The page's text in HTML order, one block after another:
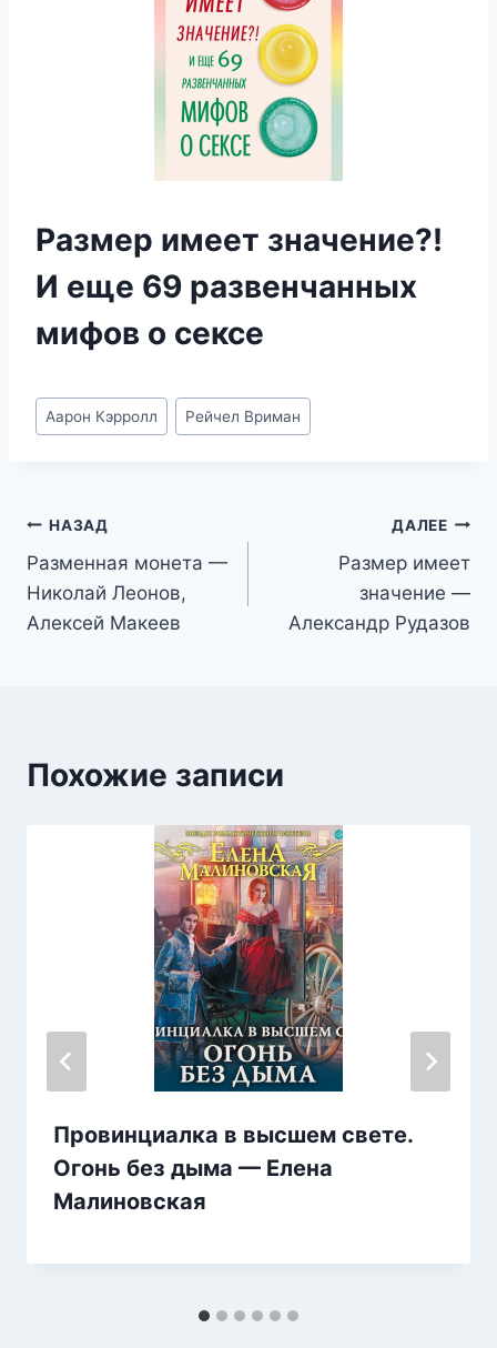
Размер имеет значение?!
И еще 69 развенчанных
мифов о сексе
Метки
записи:
Аарон Кэрролл Рейчел Вриман
Навигация
по
записям
НАЗАД
Разменная монета —
Николай Леонов,
Алексей Макеев
ДАЛЕЕ
Размер имеет
значение —
Александр Рудазов
Похожие записи
Провинциалка в высшем свете.
Огонь без дыма — Елена
Малиновская